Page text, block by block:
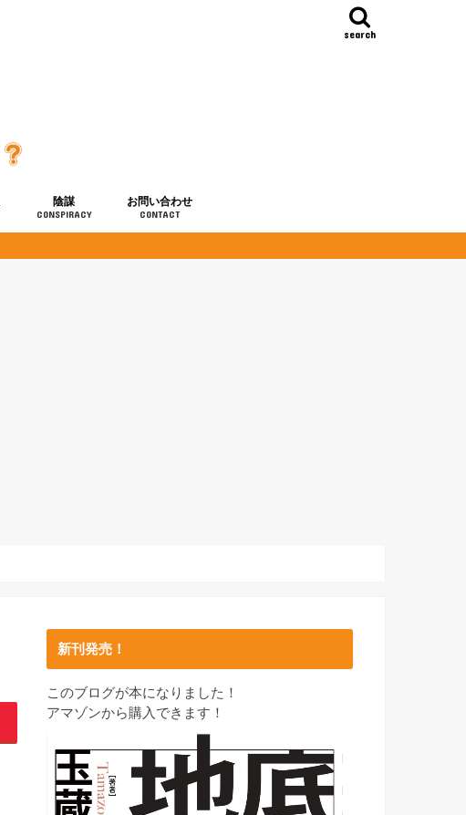
search
陰謀
CONSPIRACY
お問い合わせ
CONTACT
新刊発売！
このブログが本になりました！
アマゾンから購入できます！